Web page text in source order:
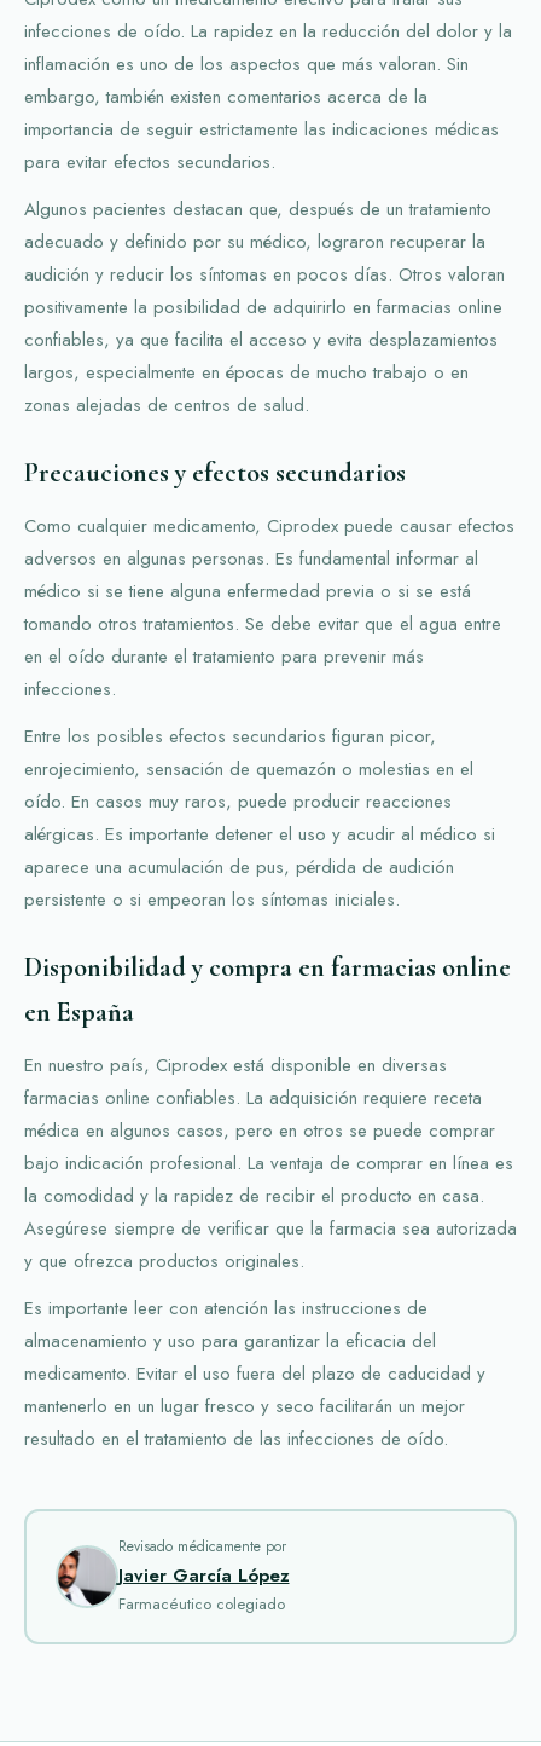
infecciones de oído. La rapidez en la reducción del dolor y la
inflamación es uno de los aspectos que más valoran. Sin
embargo, también existen comentarios acerca de la
importancia de seguir estrictamente las indicaciones médicas
para evitar efectos secundarios.
Algunos pacientes destacan que, después de un tratamiento
adecuado y definido por su médico, lograron recuperar la
audición y reducir los síntomas en pocos días. Otros valoran
positivamente la posibilidad de adquirirlo en farmacias online
confiables, ya que facilita el acceso y evita desplazamientos
largos, especialmente en épocas de mucho trabajo o en
zonas alejadas de centros de salud.
Precauciones y efectos secundarios
Como cualquier medicamento, Ciprodex puede causar efectos
adversos en algunas personas. Es fundamental informar al
médico si se tiene alguna enfermedad previa o si se está
tomando otros tratamientos. Se debe evitar que el agua entre
en el oído durante el tratamiento para prevenir más
infecciones.
Entre los posibles efectos secundarios figuran picor,
enrojecimiento, sensación de quemazón o molestias en el
oído. En casos muy raros, puede producir reacciones
alérgicas. Es importante detener el uso y acudir al médico si
aparece una acumulación de pus, pérdida de audición
persistente o si empeoran los síntomas iniciales.
Disponibilidad y compra en farmacias online
en España
En nuestro país, Ciprodex está disponible en diversas
farmacias online confiables. La adquisición requiere receta
médica en algunos casos, pero en otros se puede comprar
bajo indicación profesional. La ventaja de comprar en línea es
la comodidad y la rapidez de recibir el producto en casa.
Asegúrese siempre de verificar que la farmacia sea autorizada
y que ofrezca productos originales.
Es importante leer con atención las instrucciones de
almacenamiento y uso para garantizar la eficacia del
medicamento. Evitar el uso fuera del plazo de caducidad y
mantenerlo en un lugar fresco y seco facilitarán un mejor
resultado en el tratamiento de las infecciones de oído.
Revisado médicamente por
Javier García López
Farmacéutico colegiado